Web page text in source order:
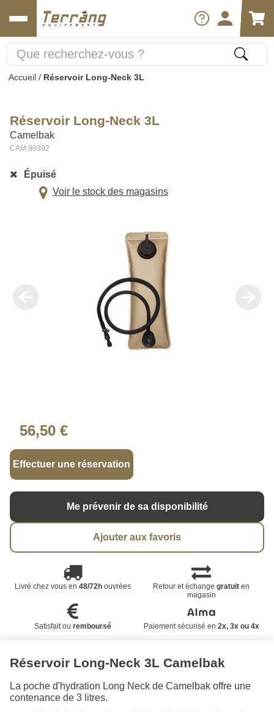
Accueil / Réservoir Long-Neck 3L
Réservoir Long-Neck 3L
Camelbak
CAM.90392
Épuisé
Voir le stock des magasins
56,50 €
Effectuer une réservation
Me prévenir de sa disponibilité
Ajouter aux favoris
Livré chez vous en 48/72houvrées Retour et échangegratuit en
magasin
Satisfait ou remboursé Paiement sécurisé en 2x, 3x ou 4x
Réservoir Long-Neck 3L Camelbak
La poche d'hydration Long Neck de Camelbak offre une
contenance de 3 litres.